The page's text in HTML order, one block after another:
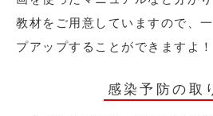
教材をご用意していますので、
プアップすることができますよ！
感染予防の取